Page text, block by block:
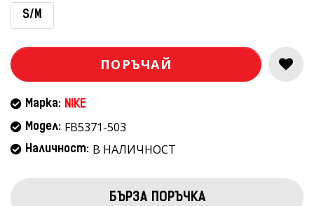
S/M
ПОРЪЧАЙ
Марка: NIKE
Модел: FB5371-503
Наличност: В НАЛИЧНОСТ
БЪРЗА ПОРЪЧКА